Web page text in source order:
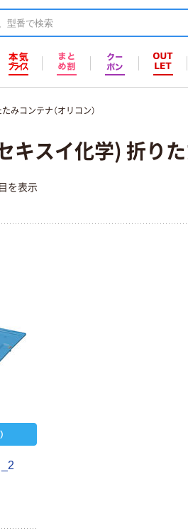
みコンテナ（オリコン）
スイ化学) 折りた
を表示